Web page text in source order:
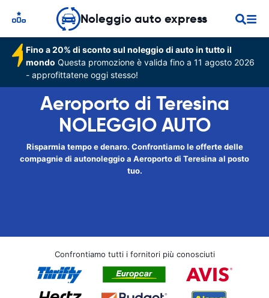
Noleggio auto express
Fino a 20% di sconto sul noleggio di auto in tutto il
mondo Questa promozione è valida fino a 11 agosto 2026
- approfittatene oggi stesso!
Aeroporto di Teresina
NOLEGGIO AUTO
Risparmia tempo e denaro. Confrontiamo le offerte delle
compagnie di autonoleggio a Aeroporto di Teresina al posto
tuo.
Confrontiamo tutti i fornitori più conosciuti